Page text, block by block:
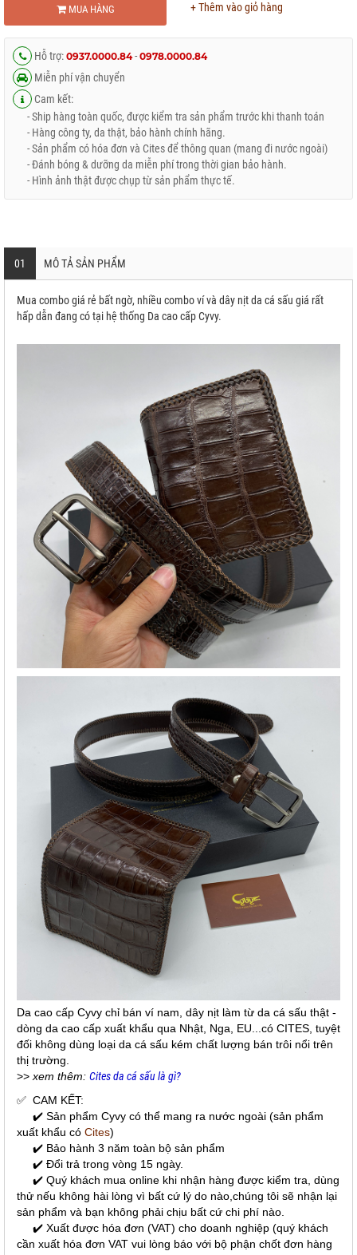
MUA HÀNG + Thêm vào giỏ hàng
Hỗ trợ: 0937.0000.84- 0978.0000.84
Miễn phí vận chuyển
Cam kết:
- Ship hàng toàn quốc, được kiểm tra sản phẩm trước khi thanh toán
- Hàng công ty, da thật, bảo hành chính hãng.
- Sản phẩm có hóa đơn và Cites để thông quan (mang đi nước ngoài)
- Đánh bóng & dưỡng da miễn phí trong thời gian bảo hành.
- Hình ảnh thật được chụp từ sản phẩm thực tế.
01 MÔ TẢ SẢN PHẨM
Mua combo giá rẻ bất ngờ, nhiều combo ví và dây nịt da cá sấu giá rất
hấp dẫn đang có tại hệ thống Da cao cấp Cyvy.
Da cao cấp Cyvy chỉ bán ví nam, dây nịt làm từ da cá sấu thật -
dòng da cao cấp xuất khẩu qua Nhật, Nga, EU...có CITES, tuyệt
đối không dùng loại da cá sấu kém chất lượng bán trôi nổi trên
thị trường.
>> xem thêm: Cites da cá sấu là gì?
✅ CAM KẾT:
✔️ Sản phẩm Cyvy có thể mang ra nước ngoài (sản phẩm
xuất khẩu có Cites)
✔️ Bảo hành 3 năm toàn bộ sản phẩm
✔️ Đổi trả trong vòng 15 ngày.
✔️ Quý khách mua online khi nhận hàng được kiểm tra, dùng
thử nếu không hài lòng vì bất cứ lý do nào,chúng tôi sẽ nhận lại
sản phẩm và bạn không phải chịu bất cứ chi phí nào.
✔️ Xuất được hóa đơn (VAT) cho doanh nghiệp (quý khách
cần xuất hóa đơn VAT vui lòng báo với bộ phận chốt đơn hàng